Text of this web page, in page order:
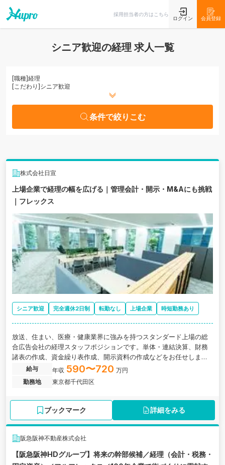
採用担当者の方はこちら
ログイン 会員登録
シニア歓迎の経理 求人一覧
[職種]経理
[こだわり] シニア歓迎
条件で絞りこむ
株式会社日宣
上場企業で経理の幅を広げる｜管理会計・開示・M&Aにも挑戦
｜フレックス
シニア歓迎 完全週休2日制 転勤なし 上場企業 時短勤務あり
放送、住まい、医療・健康業界に強みを持つスタンダード上場の総
合広告会社の経理スタッフポジションです。単体・連結決算、財務
諸表の作成、資金繰り表作成、開示資料の作成などをお任せしま
給与 年収 590〜720 万円
勤務地
東京都千代田区
ブックマーク 詳細をみる
阪急阪神不動産株式会社
【阪急阪神HDグループ】将来の幹部候補／経理（会計・税務・